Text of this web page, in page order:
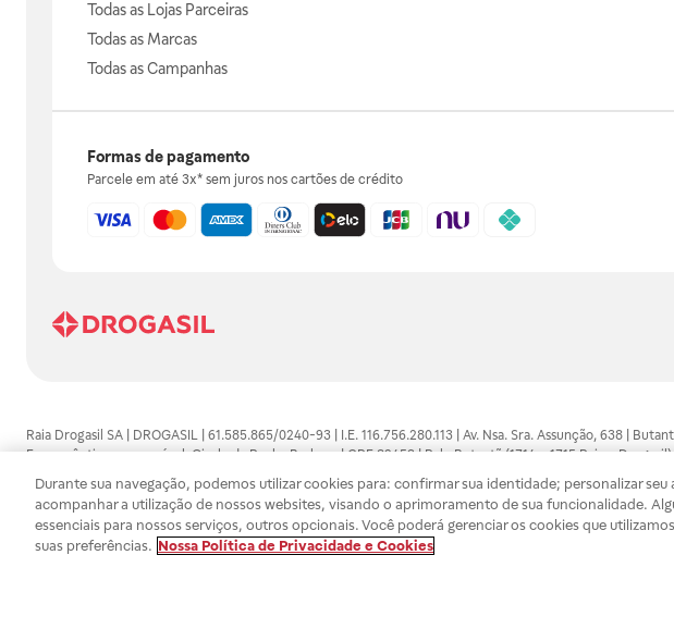
Todas as Lojas Parceiras
Todas as Marcas
Todas as Campanhas
Formas de pagamento
Parcele em até 3x* sem juros nos cartões de crédito
Raia Drogasil SA | DROGASIL | 61.585.865/0240-93 | I.E. 116.756.280.113 | Av. Nsa. Sra. Assunção, 638 |
Farmacêutico responsável: Gisele da Penha Barbosa | CRF 89453 | Polo Butantã (1714 e 1715 Raia e
automedicação e não substituem, em hipótese alguma, as orientações dadas pelo profissional da área
persistirem os sintomas, um médico deverá ser consultado. Os preços e promoções divulgados no site
SA trabalha com as tecnologias mais avançadas de proteção de dados, para que você possa realizar suas
efetuados estão sujeitos à confirmação da disponibilidade de produto em nosso estoque.
Durante sua navegação, podemos utilizar cookies para: confirmar sua identidade; personalizar seu
acompanhar a utilização de nossos websites, visando o aprimoramento de sua funcionalidade.
essenciais para nossos serviços, outros opcionais. Você poderá gerenciar os cookies que
suas preferências. Nossa Política de Privacidade e Cookies